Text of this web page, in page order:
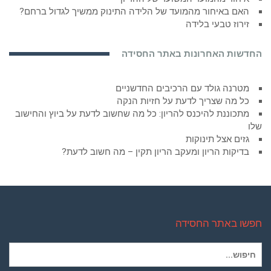
האם באיחור מהמועד של הלידה התינוק ממשיך לגדול ברחם?
זירוז טבעי בלידה
החדשות האחרונות באתר החסידה
מטרנה גולד עם הרכיבים החדשניים
כל מה שצריך לדעת על חזיות הנקה
מתכוננת להיכנס להריון: כל מה שחשוב לדעת על ביוץ והחישוב
שלו
גזים אצל תינוקות
בדיקות הריון ומעקב הריון תקין – מה חשוב לדעת?
חפשו באתר החסידה
עבור: